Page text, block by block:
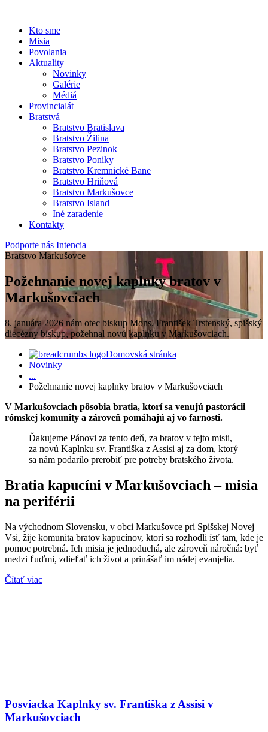
Kto sme
Misia
Povolania
Aktuality
Novinky
Galérie
Médiá
Provincialát
Bratstvá
Bratstvo Bratislava
Bratstvo Žilina
Bratstvo Pezinok
Bratstvo Poniky
Bratstvo Kremnické Bane
Bratstvo Hriňová
Bratstvo Markušovce
Bratstvo Island
Iné zaradenie
Kontakty
Podporte nás Intencia
Bratstvo Markušovce
Požehnanie novej kaplnky bratov v
Markušovciach
8. januára 2026 nám otec biskup Mons. František Trstenský, spišský
diecézny biskup, požehnal novú kaplnku v Markušovciach.
Domovská stránka
Novinky
...
Požehnanie novej kaplnky bratov v Markušovciach
V Markušovciach pôsobia bratia, ktorí sa venujú pastorácii
rómskej komunity a zároveň pomáhajú aj vo farnosti.
Ďakujeme Pánovi za tento deň, za bratov v tejto misii,
za novú Kaplnku sv. Františka z Assisi aj za dom, ktorý
sa nám podarilo prerobiť pre potreby bratského života.
Bratia kapucíni v Markušovciach – misia
na periférii
Na východnom Slovensku, v obci Markušovce pri Spišskej Novej
Vsi, žije komunita bratov kapucínov, ktorí sa rozhodli ísť tam, kde je
pomoc potrebná. Ich misia je jednoduchá, ale zároveň náročná: byť
medzi ľuďmi, zdieľať ich život a prinášať im nádej evanjelia.
Čítať viac
Posviacka Kaplnky sv. Františka z Assisi v
Markušovciach